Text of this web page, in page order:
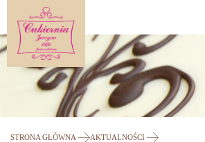
STRONA GŁÓWNA AKTUALNOŚCI